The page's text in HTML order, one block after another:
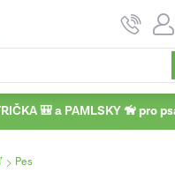
🎒 a PAMLSKY 🦮 pro
Pes